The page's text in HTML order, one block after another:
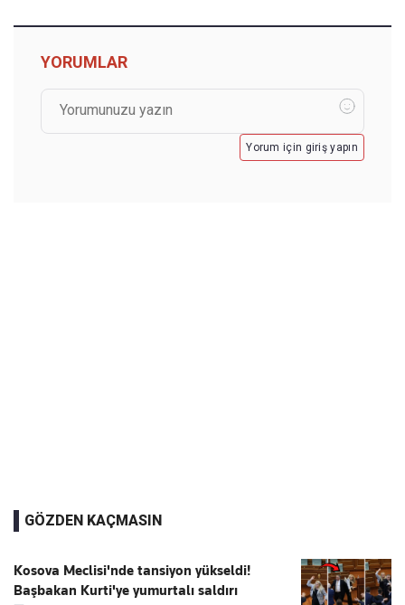
YORUMLAR
Yorum için giriş yapın
GÖZDEN KAÇMASIN
Kosova Meclisi'nde tansiyon yükseldi!
Başbakan Kurti'ye yumurtalı saldırı